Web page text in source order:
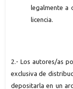
legalmente a
licencia.
2.- Los autores/as
exclusiva de
depositarla en un